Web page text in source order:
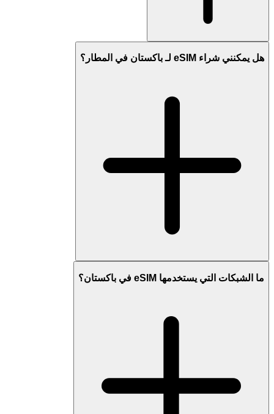
هل يمكنني شراء eSIM لـ باكستان في المطار؟
ما الشبكات التي يستخدمها eSIM في باكستان؟